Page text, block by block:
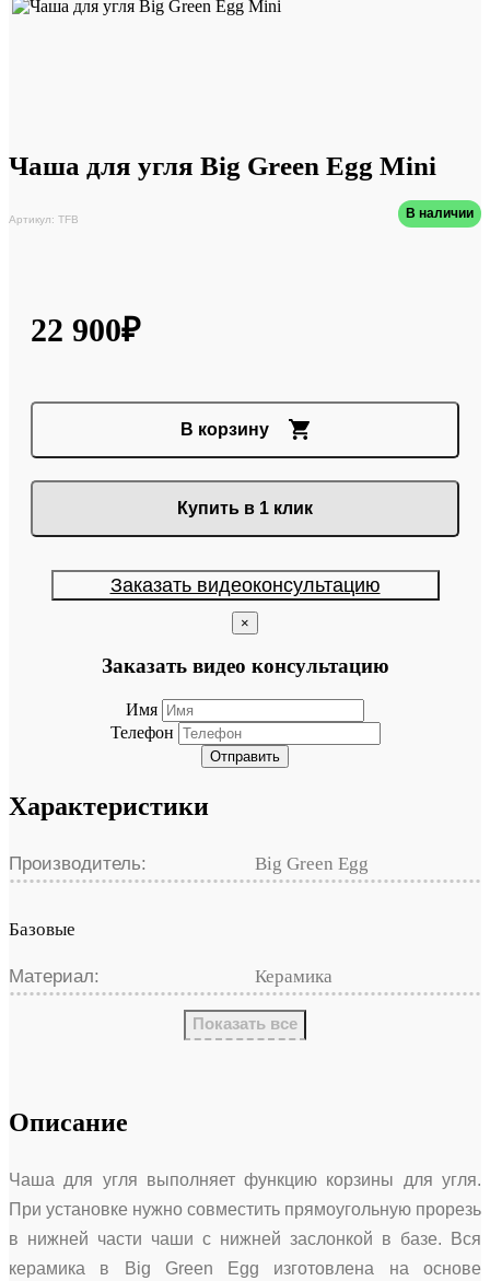
Чаша для угля Big Green Egg Mini
Артикул: TFB В наличии
22 900₽
В корзину
Купить в 1 клик
Заказать видеоконсультацию
×
Заказать видео консультацию
Имя
Телефон
Отправить
Характеристики
Производитель: Big Green Egg
Базовые
Материал: Керамика
Показать все
Описание
Чаша для угля выполняет функцию корзины для угля.
При установке нужно совместить прямоугольную прорезь
в нижней части чаши с нижней заслонкой в базе. Вся
керамика в Big Green Egg изготовлена на основе